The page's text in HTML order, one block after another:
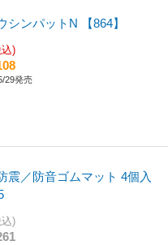
シンパットN 【864】
)
29発売
震／防音ゴムマット 4個入
込)